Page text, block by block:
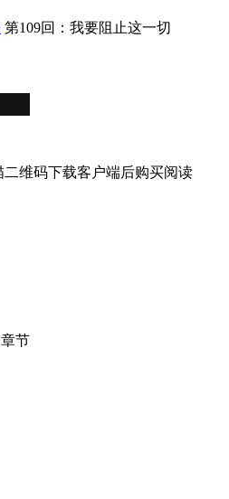
第109回：我要阻止这一切
维码下载客户端后购买阅读
节